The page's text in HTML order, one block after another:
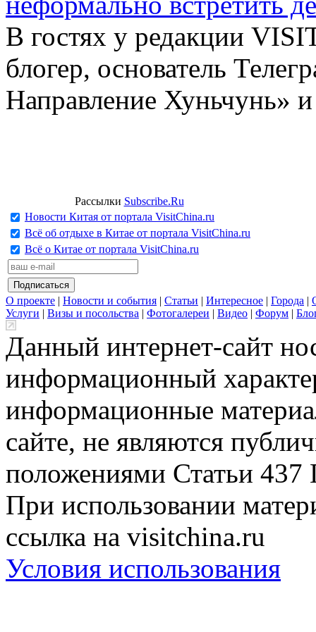
В гостях у редакции
блогер, основатель
Направление Хуньчунь»
Рассылки Subscribe.Ru
Новости Китая от портала VisitChina.ru
Всё об отдыхе в Китае от портала VisitChina.ru
Всё о Китае от портала VisitChina.ru
О проекте | Новости и события | Статьи | Интересное | Города |
Услуги | Визы и посольства | Фотогалереи | Видео | Форум |
Данный интернет-сайт
информационный
информационные
сайте, не являются
положениями Статьи 437
При использовании
ссылка на visitchina.ru
Условия использования